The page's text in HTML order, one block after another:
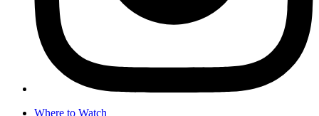
Where to Watch